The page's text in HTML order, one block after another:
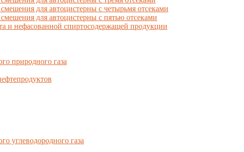
для автоцистерны с четырьмя отсеками
для автоцистерны с пятью отсеками
и нефасованной спиртосодержащей продукции
природного газа
углеводородного газа